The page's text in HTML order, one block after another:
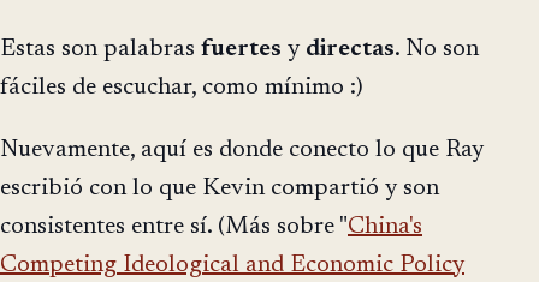
Estas son palabras fuertes y directas. No son
fáciles de escuchar, como mínimo :)
Nuevamente, aquí es donde conecto lo que Ray
escribió con lo que Kevin compartió y son
consistentes entre sí. (Más sobre "China's
Competing Ideological and Economic Policy